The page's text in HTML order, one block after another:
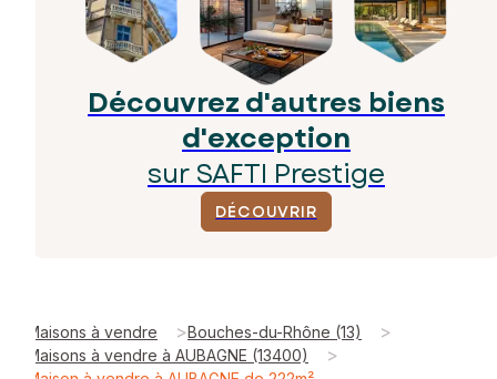
Découvrez d'autres biens
d'exception
sur SAFTI Prestige
DÉCOUVRIR
Maisons à vendre >Bouches-du-Rhône (13) >
Maisons à vendre à AUBAGNE (13400) >